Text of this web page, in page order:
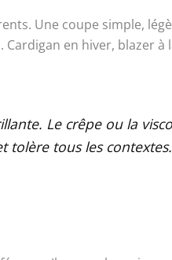
Une coupe simple,
en hiver, blazer à
Le crêpe ou la
tolère tous les contextes.